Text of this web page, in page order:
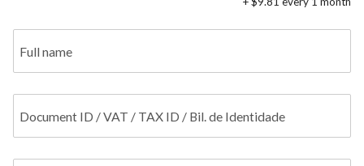
Full name
Document ID / VAT / TAX ID / Bil. de Identidade